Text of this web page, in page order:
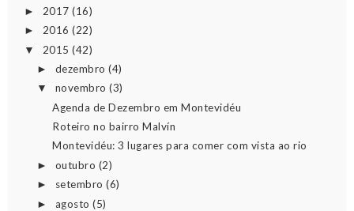
► 2017 (16)
► 2016 (22)
▼ 2015 (42)
► dezembro(4)
▼ novembro(3)
Agenda de Dezembro em Montevidéu
Roteiro no bairro Malvín
Montevidéu: 3 lugares para comer com vista ao rio
► outubro (2)
► setembro(6)
► agosto(5)